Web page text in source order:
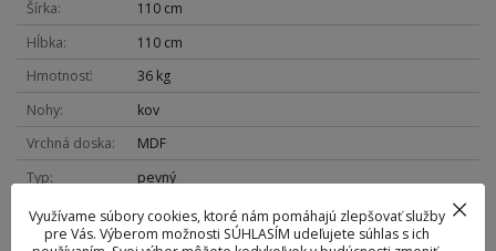
Šírka
110 cm
Hĺbka
110 cm
Hmotnosť
36 kg
Nohy
kov
Vrchná doska
MDF
Typ
pevný
Využívame súbory cookies, ktoré nám pomáhajú zlepšovať služby
pre Vás. Výberom možnosti SÚHLASÍM udeľujete súhlas s ich